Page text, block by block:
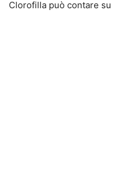
Clorofilla può contare su